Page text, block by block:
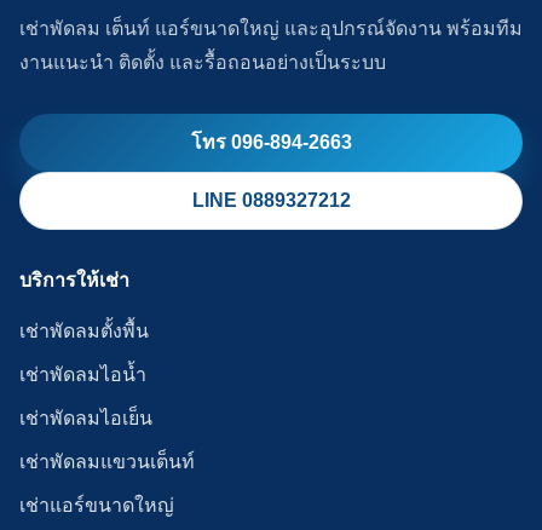
เช่าพัดลม เต็นท์ แอร์ขนาดใหญ่ และอุปกรณ์จัดงาน พร้อมทีม
งานแนะนำ ติดตั้ง และรื้อถอนอย่างเป็นระบบ
โทร 096-894-2663
LINE 0889327212
บริการให้เช่า
เช่าพัดลมตั้งพื้น
เช่าพัดลมไอน้ำ
เช่าพัดลมไอเย็น
เช่าพัดลมแขวนเต็นท์
เช่าแอร์ขนาดใหญ่